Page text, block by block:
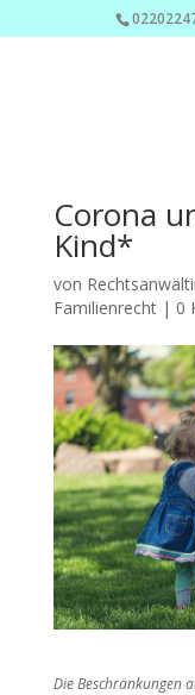
Corona
Kind*
von
Familienrecht| 0
Die Beschränkungen